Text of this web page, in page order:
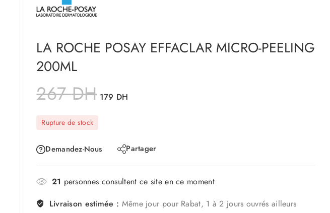
LA ROCHE POSAY EFFACLAR MICRO-PEELING
200ML
267DH 179 DH
Rupture de stock
Demandez-Nous Partager
21 personnes consultent ce site en ce moment
Livraison estimée : Même jour pour Rabat, 1 à 2 jours ouvrés ailleurs